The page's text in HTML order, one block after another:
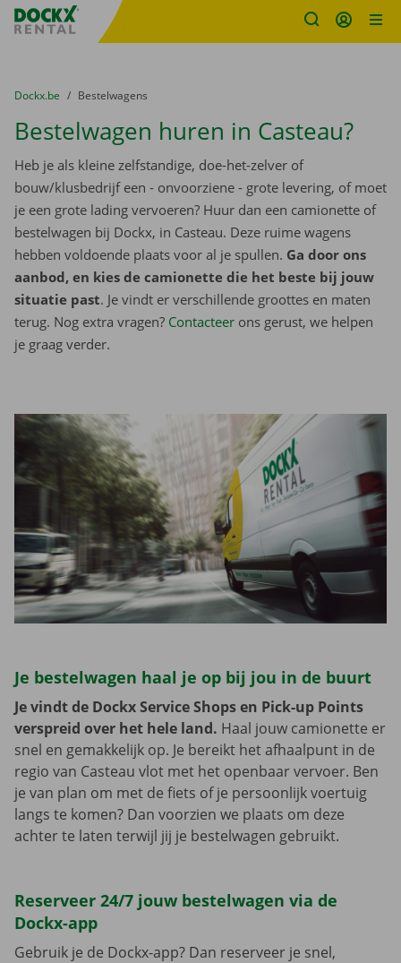
Fratello DEMO
U bevindt zich hier:
van
Dockx.be naar
Bestelwagens
Bestelwagen huren in Casteau?
Heb je als kleine zelfstandige, doe-het-zelver of
bouw/klusbedrijf een - onvoorziene - grote levering, of moet
je een grote lading vervoeren? Huur dan een camionette of
bestelwagen bij Dockx, in Casteau. Deze ruime wagens
hebben voldoende plaats voor al je spullen. Ga door ons
aanbod, en kies de camionette die het beste bij jouw
situatie past. Je vindt er verschillende groottes en maten
terug. Nog extra vragen? Contacteer ons gerust, we helpen
je graag verder.
Je bestelwagen haal je op bij jou in de buurt
Je vindt de Dockx Service Shops en Pick-up Points
verspreid over het hele land. Haal jouw camionette er
snel en gemakkelijk op. Je bereikt het afhaalpunt in de
regio van Casteau vlot met het openbaar vervoer. Ben
je van plan om met de fiets of je persoonlijk voertuig
langs te komen? Dan voorzien we plaats om deze
achter te laten terwijl jij je bestelwagen gebruikt.
Reserveer 24/7 jouw bestelwagen via de
Dockx-app
Gebruik je de Dockx-app? Dan reserveer je snel,